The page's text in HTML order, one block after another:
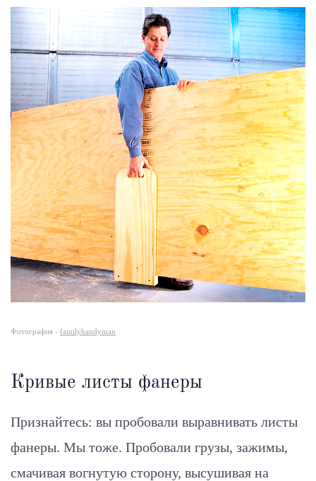
Фотография - familyhandyman
Кривые листы фанеры
Признайтесь: вы пробовали выравнивать листы
фанеры. Мы тоже. Пробовали грузы, зажимы,
смачивая вогнутую сторону, высушивая на